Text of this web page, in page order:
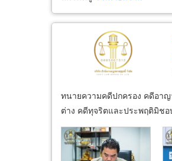
ทนายความคดีปกครอง คดีอา
ต่าง คดีทุจริตและประพฤติมิช